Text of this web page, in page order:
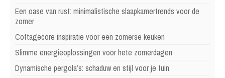
Een oase van rust: minimalistische slaapkamertrends voor de
zomer
Cottagecore inspiratie voor een zomerse keuken
Slimme energieoplossingen voor hete zomerdagen
Dynamische pergola’s: schaduw en stijl voor je tuin